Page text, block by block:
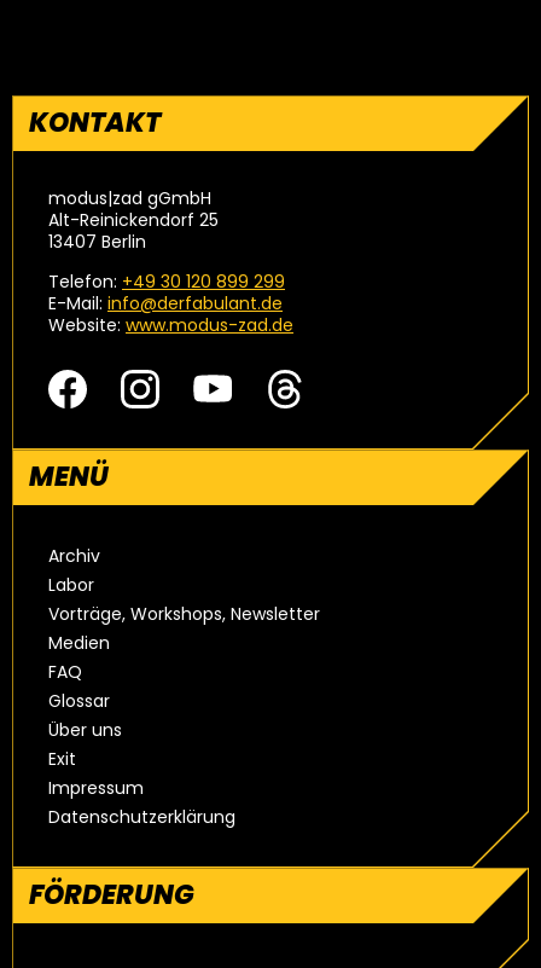
KONTAKT
modus|zad gGmbH
Alt-Reinickendorf 25
13407 Berlin
Telefon: +49 30 120 899 299
E-Mail: info@derfabulant.de
Website: www.modus-zad.de
MENÜ
Archiv
Labor
Vorträge, Workshops, Newsletter
Medien
FAQ
Glossar
Über uns
Exit
Impressum
Datenschutzerklärung
FÖRDERUNG